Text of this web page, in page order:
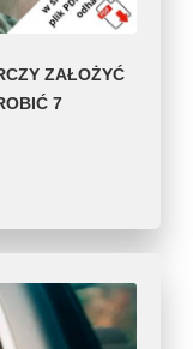
ZAŁOŻYĆ
7